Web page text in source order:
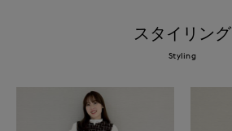
スタイリング
Styling